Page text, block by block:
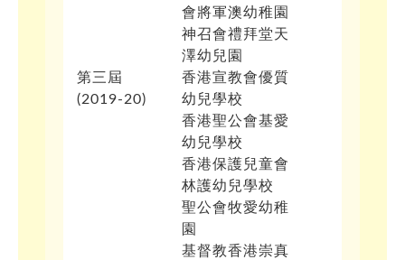
第三屆
(2019-20)
會將軍澳幼稚園
神召會禮拜堂天
澤幼兒園
香港宣教會優質
幼兒學校
香港聖公會基愛
幼兒學校
香港保護兒童會
林護幼兒學校
聖公會牧愛幼稚
園
基督教香港崇真